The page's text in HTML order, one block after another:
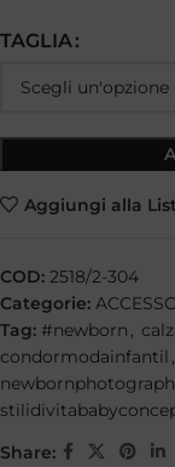
TAGLIA
Aggiungi alla
COD: 2518/2-304
Categorie:
Tag: #newborn ,
condormodainfantil ,
Share: